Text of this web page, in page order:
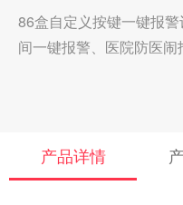
86盒自定义按键一键报
间一键报警、医院防医闹
产品详情